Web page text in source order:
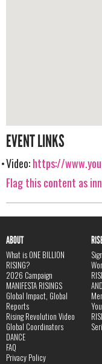
EVENT LINKS
Video:https://
Flag this content as
ABOUT
What is ONE BILLION
RISING?
2026 Campaign
MANIFESTA RISINGS
Global Impact, Global
Reports
Rising Revolution Video
Global Coordinators
DANCE
FAQ
Privacy Policy